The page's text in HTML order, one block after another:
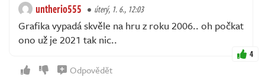
untherio555 úterý, 1. 6., 12:03
Grafika vypadá skvěle na hru z roku 2006.. oh počkat
ono už je 2021 tak nic..
4
Odpovědět